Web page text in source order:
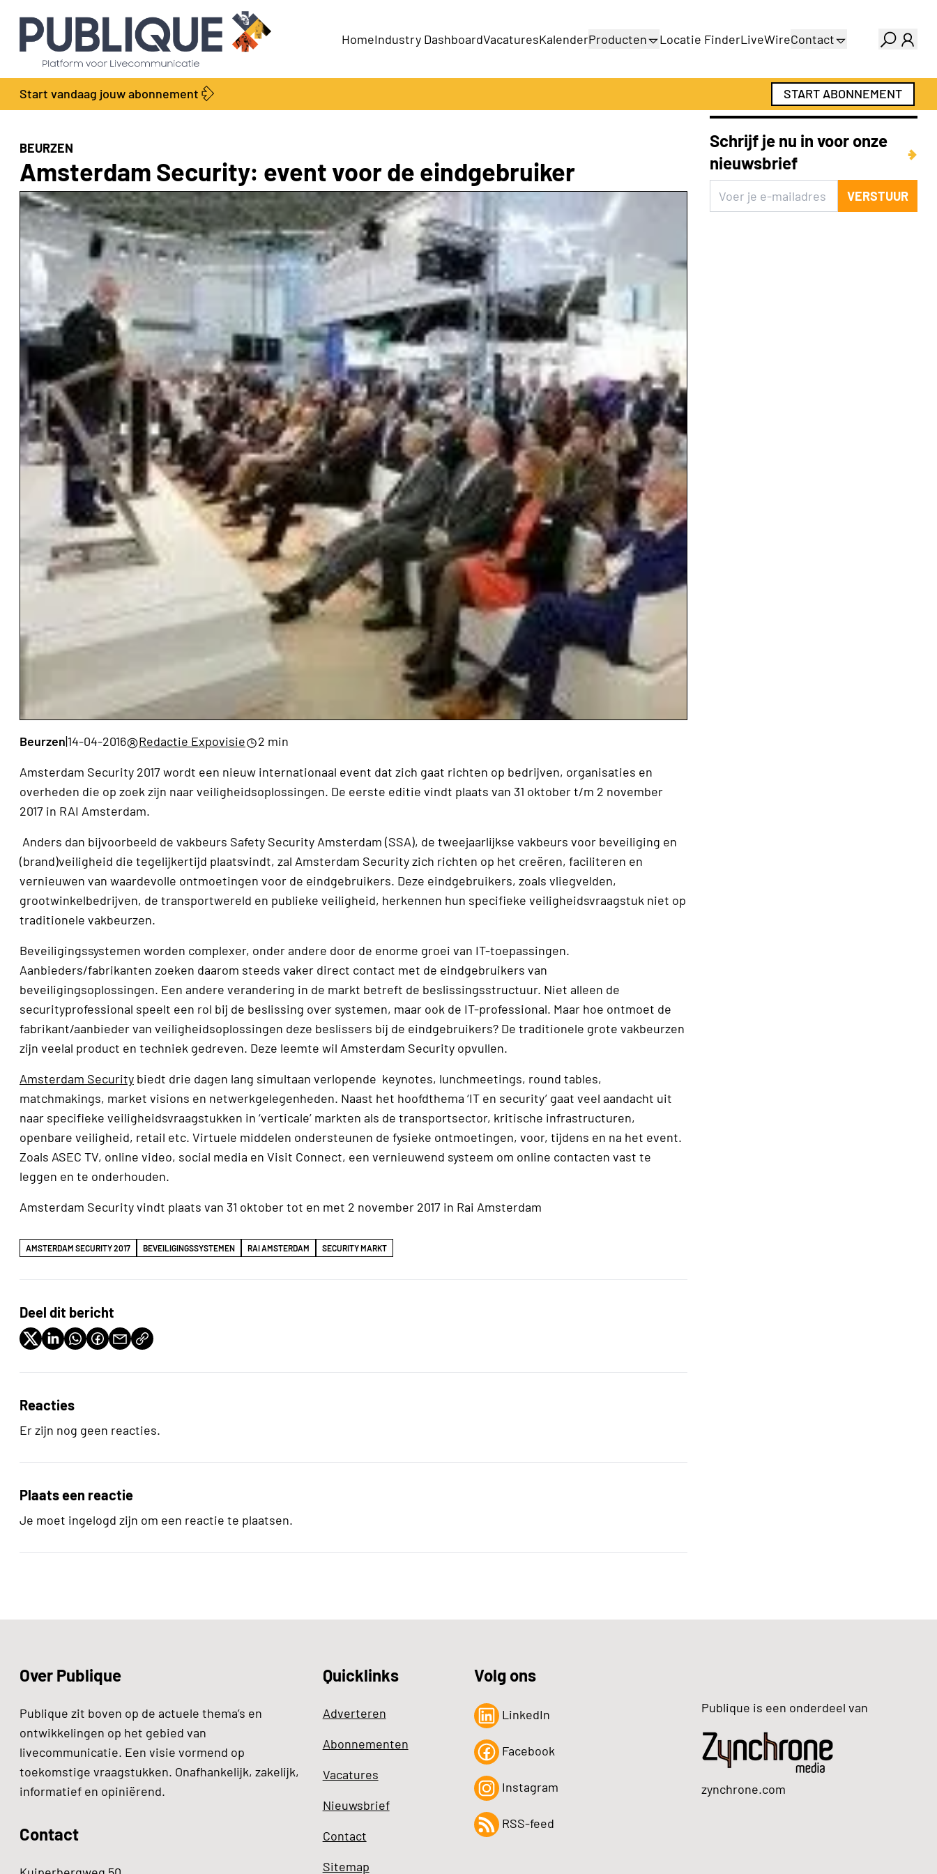
HomeIndustry DashboardVacaturesKalenderProducten
Productengids
Locatie FinderLiveWireContact
Adverteren
Abonnementen
Start vandaag jouw abonnement START ABONNEMENT
BEURZEN
Amsterdam Security: event voor de eindgebruiker
Beurzen|14-04-2016 Redactie Expovisie
2 min
Amsterdam Security 2017 wordt een nieuw internationaal event dat zich gaat richten op bedrijven, organisaties en
overheden die op zoek zijn naar veiligheidsoplossingen. De eerste editie vindt plaats van 31 oktober t/m 2 november
2017 in RAI Amsterdam.
Anders dan bijvoorbeeld de vakbeurs Safety Security Amsterdam (SSA), de tweejaarlijkse vakbeurs voor beveiliging en
(brand)veiligheid die tegelijkertijd plaatsvindt, zal Amsterdam Security zich richten op het creëren, faciliteren en
vernieuwen van waardevolle ontmoetingen voor de eindgebruikers. Deze eindgebruikers, zoals vliegvelden,
grootwinkelbedrijven, de transportwereld en publieke veiligheid, herkennen hun specifieke veiligheidsvraagstuk niet op
traditionele vakbeurzen.
Beveiligingssystemen worden complexer, onder andere door de enorme groei van IT-toepassingen.
Aanbieders/fabrikanten zoeken daarom steeds vaker direct contact met de eindgebruikers van
beveiligingsoplossingen. Een andere verandering in de markt betreft de beslissingsstructuur. Niet alleen de
securityprofessional speelt een rol bij de beslissing over systemen, maar ook de IT-professional. Maar hoe ontmoet de
fabrikant/aanbieder van veiligheidsoplossingen deze beslissers bij de eindgebruikers? De traditionele grote vakbeurzen
zijn veelal product en techniek gedreven. Deze leemte wil Amsterdam Security opvullen.
Amsterdam Security biedt drie dagen lang simultaan verlopende keynotes, lunchmeetings, round tables,
matchmakings, market visions en netwerkgelegenheden. Naast het hoofdthema ‘IT en security’ gaat veel aandacht uit
naar specifieke veiligheidsvraagstukken in ‘verticale’ markten als de transportsector, kritische infrastructuren,
openbare veiligheid, retail etc. Virtuele middelen ondersteunen de fysieke ontmoetingen, voor, tijdens en na het event.
Zoals ASEC TV, online video, social media en Visit Connect, een vernieuwend systeem om online contacten vast te
leggen en te onderhouden.
Amsterdam Security vindt plaats van 31 oktober tot en met 2 november 2017 in Rai Amsterdam
AMSTERDAM SECURITY 2017 BEVEILIGINGSSYSTEMEN RAI AMSTERDAM SECURITY MARKT
Deel dit bericht
Reacties
Er zijn nog geen reacties.
Plaats een reactie
Je moet ingelogd zijn om een reactie te plaatsen.
Schrijf je nu in voor onze
nieuwsbrief
VERSTUUR
Over Publique
Publique zit boven op de actuele thema’s en
ontwikkelingen op het gebied van
livecommunicatie. Een visie vormend op
toekomstige vraagstukken. Onafhankelijk, zakelijk,
informatief en opiniërend.
Contact
Quicklinks
Adverteren
Abonnementen
Vacatures
Nieuwsbrief
Contact
Sitemap
Volg ons
LinkedIn
Facebook
Instagram
RSS-feed
Publique is een onderdeel van
zynchrone.com